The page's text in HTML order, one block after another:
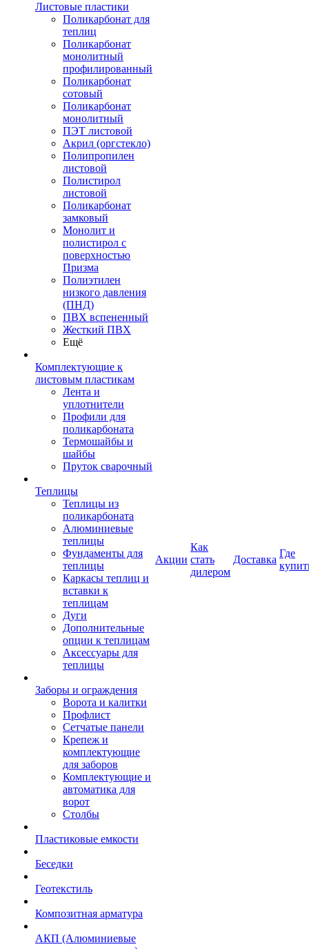
Листовые пластики
Поликарбонат для
теплиц
Поликарбонат
монолитный
профилированный
Поликарбонат
сотовый
Поликарбонат
монолитный
ПЭТ листовой
Акрил (оргстекло)
Полипропилен
листовой
Полистирол
листовой
Поликарбонат
замковый
Монолит и
полистирол с
поверхностью
Призма
Полиэтилен
низкого давления
(ПНД)
ПВХ вспененный
Жесткий ПВХ
Ещё
Комплектующие к
листовым пластикам
Лента и
уплотнители
Профили для
поликарбоната
Термошайбы и
шайбы
Пруток сварочный
Теплицы
Теплицы из
поликарбоната
Алюминиевые
теплицы
Фундаменты для
теплицы
Каркасы теплиц и
вставки к
теплицам
Дуги
Дополнительные
опции к теплицам
Аксессуары для
теплицы
Заборы и ограждения
Ворота и калитки
Профлист
Сетчатые панели
Крепеж и
комплектующие
для заборов
Комплектующие и
автоматика для
ворот
Столбы
Пластиковые емкости
Беседки
Геотекстиль
Композитная арматура
АКП (Алюминиевые
Акции
Как
стать
дилером
Доставка
Где